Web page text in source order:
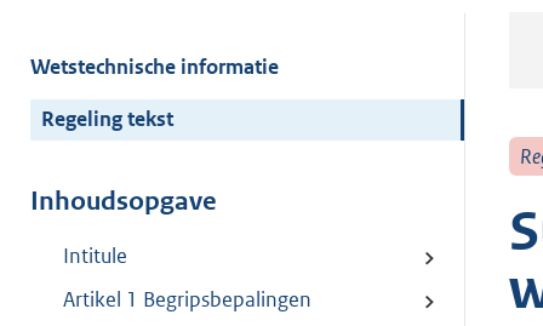
Wetstechnische informatie
Regeling tekst
Inhoudsopgave
Intitule
Artikel 1 Begripsbepalingen